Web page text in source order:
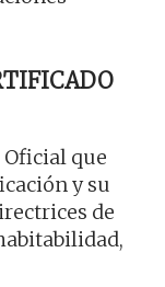
que
y su
de